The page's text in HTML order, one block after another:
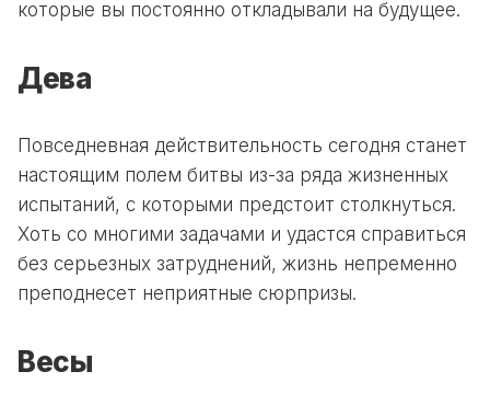
которые вы постоянно откладывали на будущее.
Дева
Повседневная действительность сегодня станет
настоящим полем битвы из-за ряда жизненных
испытаний, с которыми предстоит столкнуться.
Хоть со многими задачами и удастся справиться
без серьезных затруднений, жизнь непременно
преподнесет неприятные сюрпризы.
Весы